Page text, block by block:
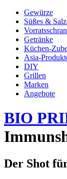
Gewürze
Süßes &
Getränke
Küchen-
Asia-
DIY
Grillen
Marken
Angebote
BIO
Der Shot